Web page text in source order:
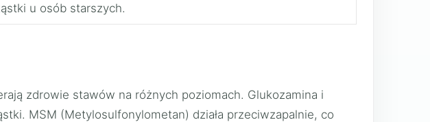
u osób starszych.
zdrowie stawów na różnych poziomach. Glukozamina i
MSM (Metylosulfonylometan) działa przeciwzapalnie, co